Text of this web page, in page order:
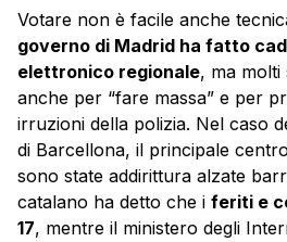
Votare non è facile anche
governo di Madrid ha fatto
elettronico regionale, ma molti
anche per “fare massa” e per
irruzioni della polizia. Nel caso
di Barcellona, il principale
sono state addirittura alzate
catalano ha detto che i feriti e
17, mentre il ministero degli